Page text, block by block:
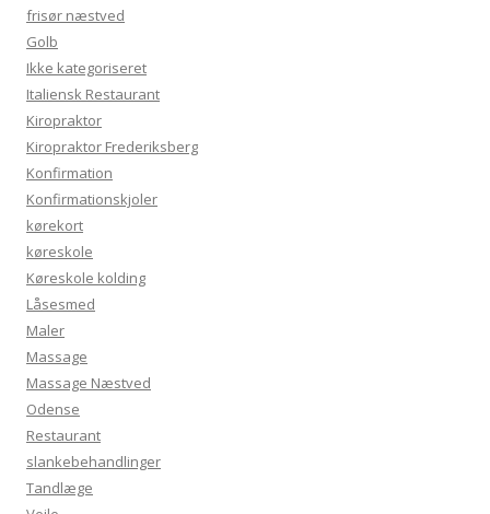
frisør næstved
Golb
Ikke kategoriseret
Italiensk Restaurant
Kiropraktor
Kiropraktor Frederiksberg
Konfirmation
Konfirmationskjoler
kørekort
køreskole
Køreskole kolding
Låsesmed
Maler
Massage
Massage Næstved
Odense
Restaurant
slankebehandlinger
Tandlæge